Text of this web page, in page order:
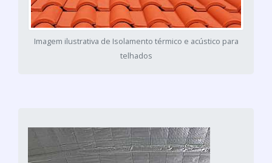
Imagem ilustrativa de Isolamento térmico e acústico para
telhados